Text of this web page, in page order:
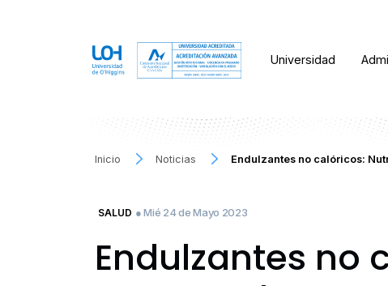
Universidad
Inicio Noticias Endulzantes no calóricos:
SALUD ● Mié 24 de Mayo 2023
Endulzantes no